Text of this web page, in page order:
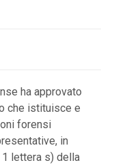
ha approvato
che istituisce e
forensi
in
1 lettera s) della